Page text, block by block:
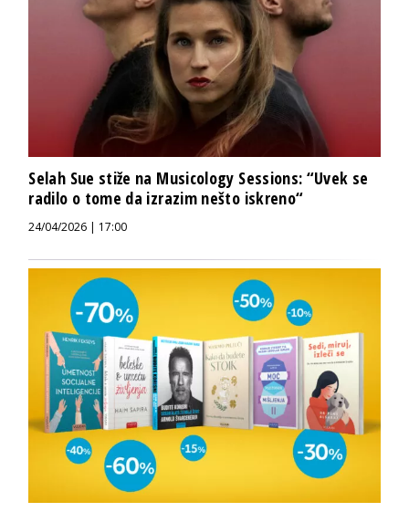
Selah Sue stiže na Musicology Sessions: “Uvek se
radilo o tome da izrazim nešto iskreno“
24/04/2026 | 17:00